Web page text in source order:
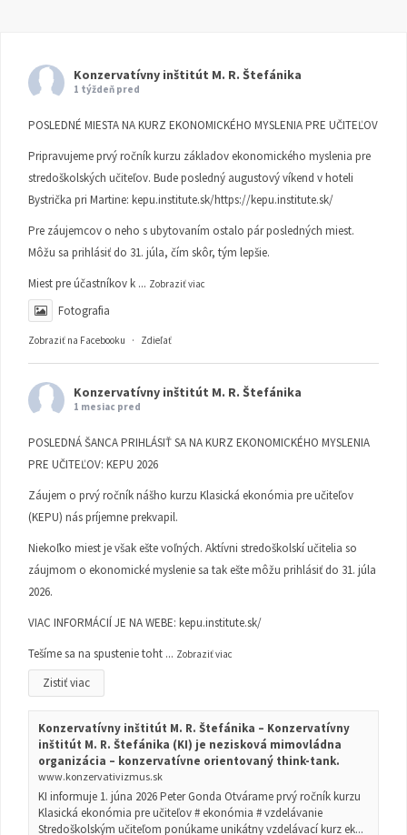
Konzervatívny inštitút M. R. Štefánika
1 týždeň pred
POSLEDNÉ MIESTA NA KURZ EKONOMICKÉHO MYSLENIA PRE UČITEĽOV
Pripravujeme prvý ročník kurzu základov ekonomického myslenia pre
stredoškolských učiteľov. Bude posledný augustový víkend v hoteli
Bystrička pri Martine: kepu.institute.sk/https://kepu.institute.sk/
Pre záujemcov o neho s ubytovaním ostalo pár posledných miest.
Môžu sa prihlásiť do 31. júla, čím skôr, tým lepšie.
Miest pre účastníkov k ... Zobraziť viac
Fotografia
Zobraziť na Facebooku · Zdieľať
Konzervatívny inštitút M. R. Štefánika
1 mesiac pred
POSLEDNÁ ŠANCA PRIHLÁSIŤ SA NA KURZ EKONOMICKÉHO MYSLENIA
PRE UČITEĽOV: KEPU 2026
Záujem o prvý ročník nášho kurzu Klasická ekonómia pre učiteľov
(KEPU) nás príjemne prekvapil.
Niekoľko miest je však ešte voľných. Aktívni stredoškolskí učitelia so
záujmom o ekonomické myslenie sa tak ešte môžu prihlásiť do 31. júla
2026.
VIAC INFORMÁCIÍ JE NA WEBE: kepu.institute.sk/
Tešíme sa na spustenie toht ... Zobraziť viac
Zistiť viac
Konzervatívny inštitút M. R. Štefánika – Konzervatívny
inštitút M. R. Štefánika (KI) je nezisková mimovládna
organizácia – konzervatívne orientovaný think-tank.
www.konzervativizmus.sk
KI informuje 1. júna 2026 Peter Gonda Otvárame prvý ročník kurzu
Klasická ekonómia pre učiteľov # ekonómia # vzdelávanie
Stredoškolským učiteľom ponúkame unikátny vzdelávací kurz ek...